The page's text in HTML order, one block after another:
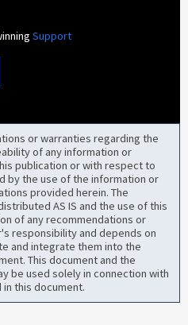
Support
or warranties regarding the
of any information or
publication or with respect to
by the use of the information or
provided herein. The
AS IS and the use of this
of any recommendations or
responsibility and depends on
and integrate them into the
This document and the
be used solely in connection with
this document.